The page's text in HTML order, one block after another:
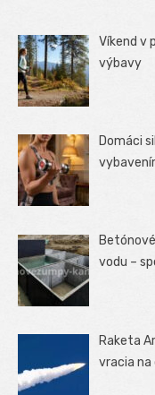
Víkend v
výbavy
Domáci
vodu –
Raketa
vracia na